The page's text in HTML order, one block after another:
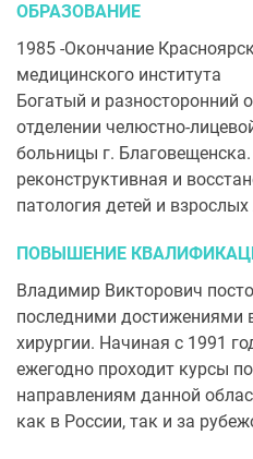
ОБРАЗОВАНИЕ
1985 -Окончание
медицинского института
Богатый и разносторонний
отделении челюстно-
больницы г.
реконструктивная и
патология детей и
ПОВЫШЕНИЕ
Владимир Викторович
последними достижениями
хирургии. Начиная с 1991
ежегодно проходит курсы
направлениям данной
как в России, так и за